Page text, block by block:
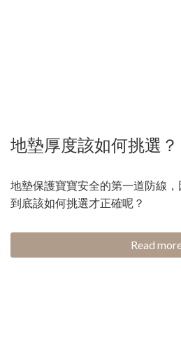
地墊厚度該如何挑選？
地墊保護寶寶安全的第一道防線
到底該如何挑選才正確呢？
Read